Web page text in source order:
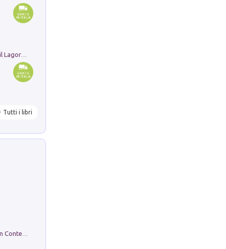
Tutti i libri
in alto! Livello A1. Con CD-Audio. Con Contenuto digitale per accesso on line